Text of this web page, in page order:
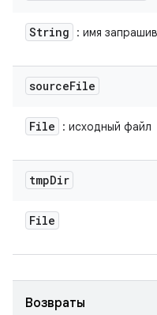
String : имя
sourceFile
File : исходный файл
tmpDir
File
Возвраты